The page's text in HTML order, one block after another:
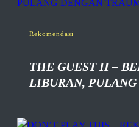
Rekomendasi
THE GUEST II –
LIBURAN,